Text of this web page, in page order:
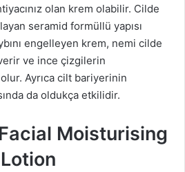
olan krem olabilir. Cilde
seramid formüllü yapısı
engelleyen krem, nemi cilde
ve ince çizgilerin
Ayrıca cilt bariyerinin
da oldukça etkilidir.
Moisturising
Lotion